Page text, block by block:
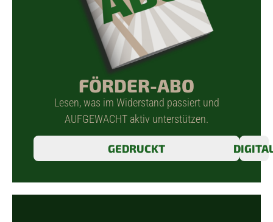
FÖRDER-ABO
Lesen, was im Widerstand passiert und
AUFGEWACHT aktiv unterstützen.
GEDRUCKT